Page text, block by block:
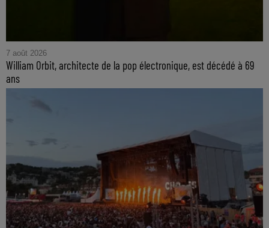
7 août 2026
William Orbit, architecte de la pop électronique, est décédé à 69
ans